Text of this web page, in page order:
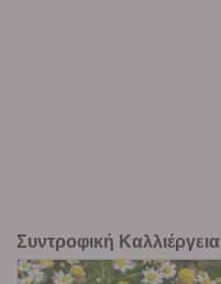
Συντροφική Καλλιέργεια